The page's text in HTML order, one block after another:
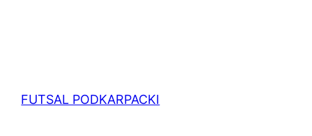
FUTSAL PODKARPACKI